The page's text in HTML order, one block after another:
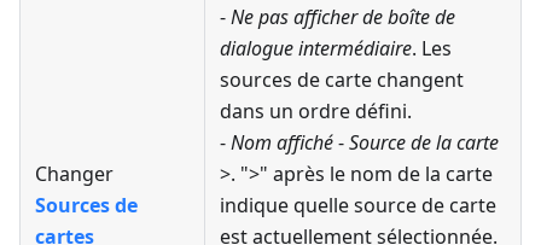
Changer
Sources de
cartes
-Ne pas afficher de boîte de
dialogue intermédiaire. Les
sources de carte changent
dans un ordre défini.
-Nom affiché-Source de la carte
>. ">" après le nom de la carte
indique quelle source de carte
est actuellement sélectionnée.